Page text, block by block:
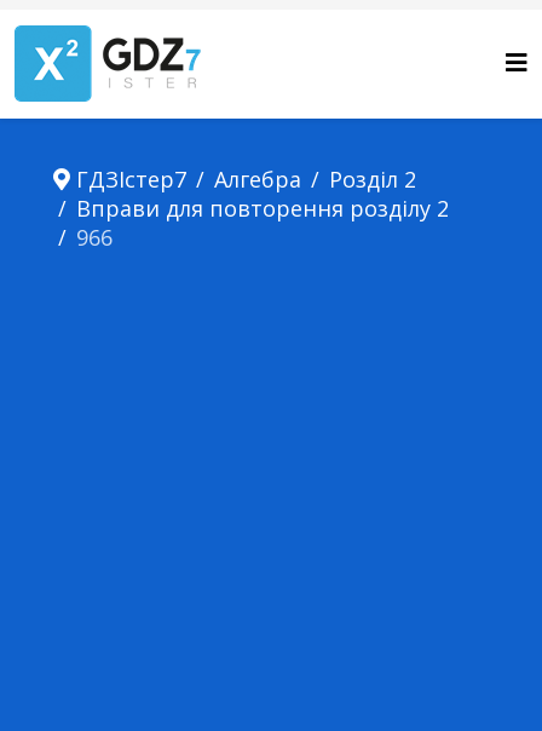
ГДЗІстер7 Алгебра
Розділ 2
Вправи для повторення розділу 2
966